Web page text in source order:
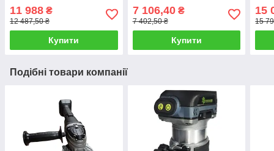
11 988 ₴
12 487,50 ₴
Купити
пристрою)
7 106,40₴
7 402,50 ₴
Купити
15
15
Подібні товари компанії